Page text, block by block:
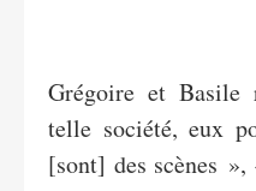
Grégoire et Basile
telle société, eux
[sont] des scènes